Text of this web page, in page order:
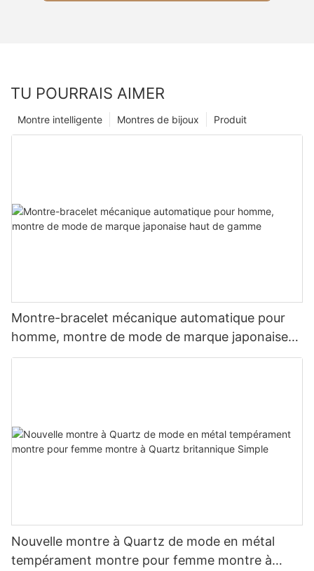
TU POURRAIS AIMER
Produit
Montres de bijoux
Montre intelligente
Montre-bracelet mécanique automatique pour
homme, montre de mode de marque japonaise
haut de gamme
Nouvelle montre à Quartz de mode en métal
tempérament montre pour femme montre à